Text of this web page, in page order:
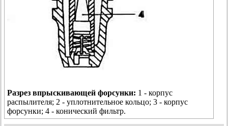
Разрез впрыскивающей форсунки: 1 - корпус
распылителя; 2 - уплотнительное кольцо; 3 - корпус
форсунки; 4 - конический фильтр.